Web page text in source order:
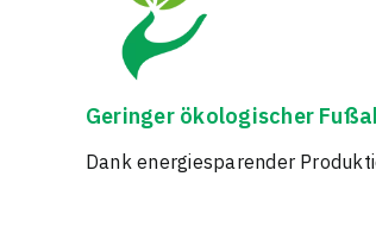
Geringer ökologischer
Dank energiesparender